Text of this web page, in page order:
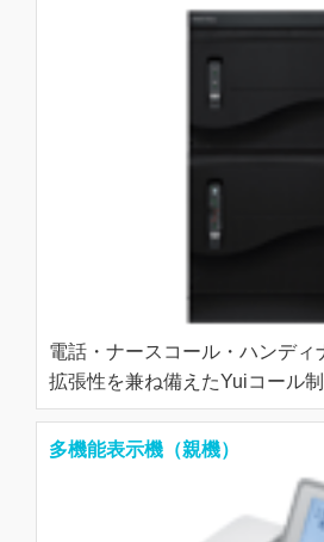
電話・ナースコール・ハンディ
拡張性を兼ね備えたYuiコール
多機能表示機（親機）